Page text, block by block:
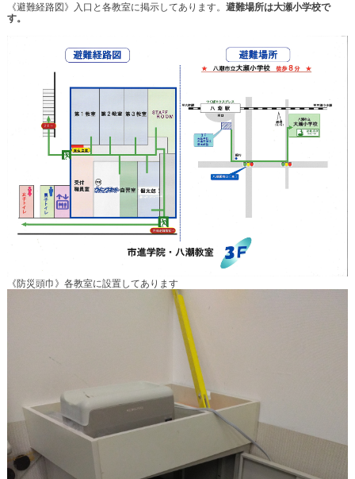
《避難経路図》入口と各教室に掲示してあります。避難場所は大瀬小学校で
す。
《防災頭巾》各教室に設置してあります